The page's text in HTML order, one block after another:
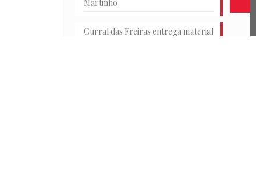
Martinho
Curral das Freiras entrega material